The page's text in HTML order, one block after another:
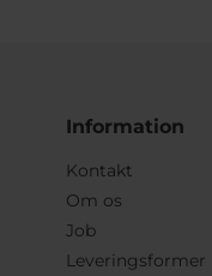
Information
Kontakt
Om os
Job
Leveringsformer